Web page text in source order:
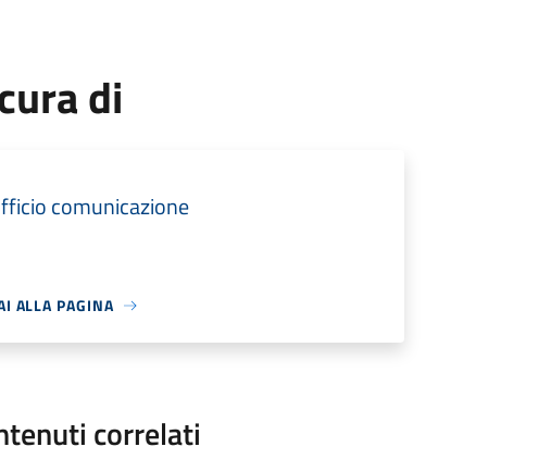
di
comunicazione
ALLA PAGINA
correlati